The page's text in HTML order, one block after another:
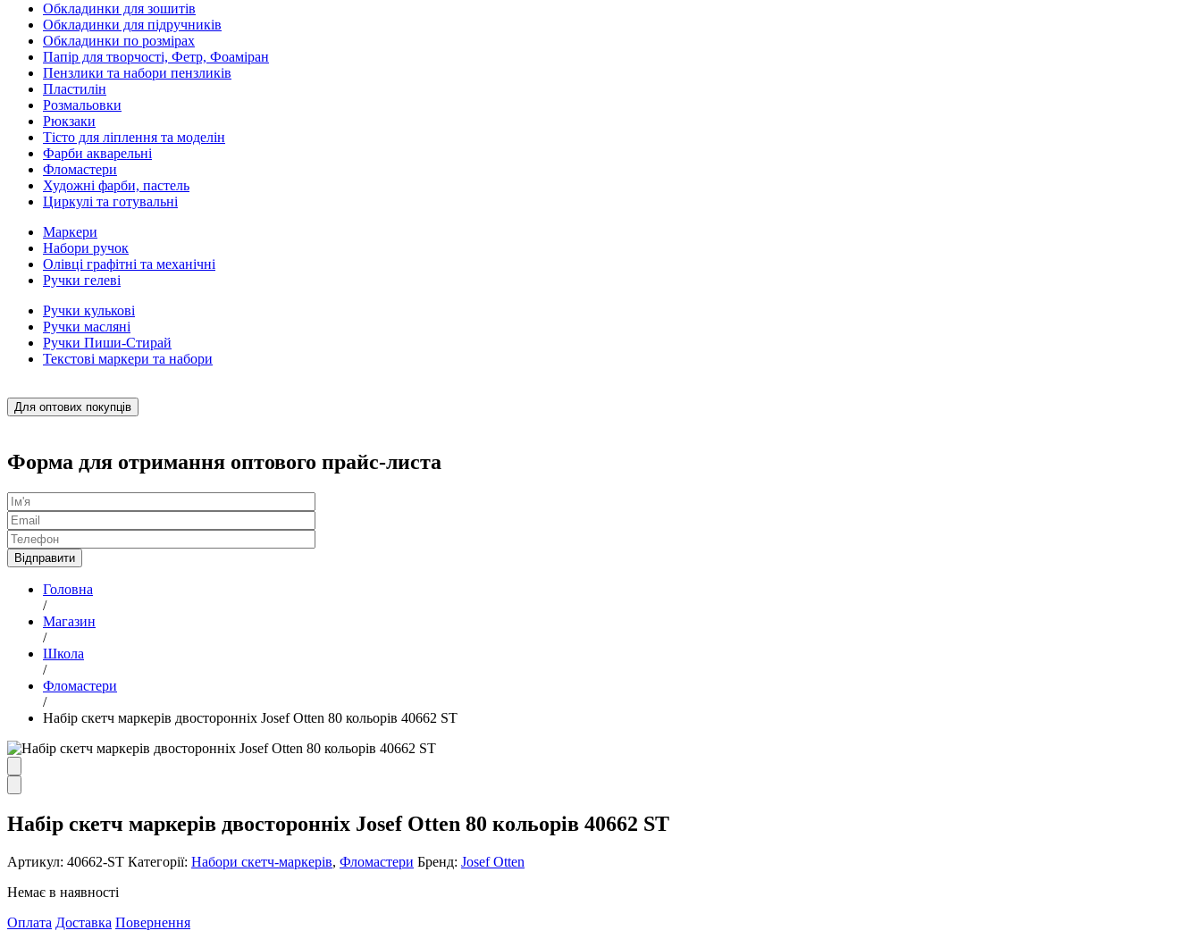
Обкладинки для зошитів
Обкладинки для підручників
Обкладинки по розмірах
Папір для творчості, Фетр, Фоаміран
Пензлики та набори пензликів
Пластилін
Розмальовки
Рюкзаки
Тісто для ліплення та моделін
Фарби акварельні
Фломастери
Художні фарби, пастель
Циркулі та готувальні
Маркери
Набори ручок
Олівці графітні та механічні
Ручки гелеві
Ручки кулькові
Ручки масляні
Ручки Пиши-Стирай
Текстові маркери та набори
Для оптових покупців
Форма для отримання оптового прайс-листа
Головна
/
Магазин
/
Школа
/
Фломастери
/
Набір скетч маркерів двосторонніх Josef Otten 80 кольорів 40662 ST
Набір скетч маркерів двосторонніх Josef Otten 80 кольорів 40662 ST
Артикул: 40662-ST Категорії: Набори скетч-маркерів, Фломастери Бренд: Josef Otten
Немає в наявності
Оплата Доставка Повернення